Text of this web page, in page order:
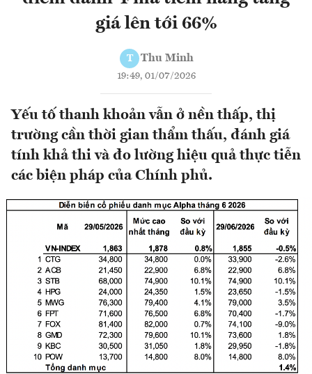
giá lên tới 66%
T Thu Minh
19:49, 01/07/2026
Yếu tố thanh khoản vẫn ở nền thấp, thị
trường cần thời gian thẩm thấu, đánh giá
tính khả thi và đo lường hiệu quả thực tiễn
các biện pháp của Chính phủ.